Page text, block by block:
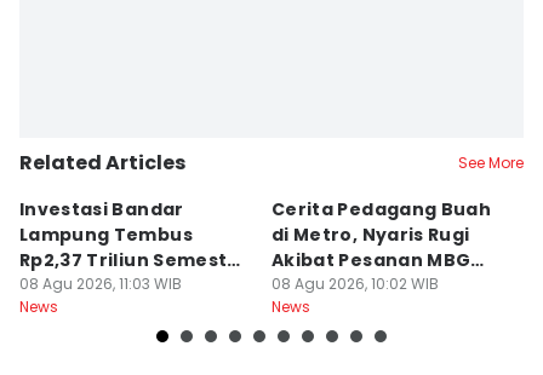
Related Articles See More
Investasi Bandar
Lampung Tembus
Rp2,37 Triliun Semester
I 2026
08 Agu 2026, 11:03 WIB
News
Cerita Pedagang Buah
di Metro, Nyaris Rugi
Akibat Pesanan MBG
Batal
08 Agu 2026, 10:02 WIB
News